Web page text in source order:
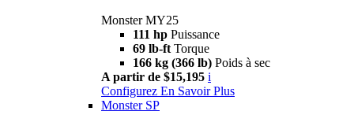
Monster MY25
111 hp Puissance
69 lb-ft Torque
166 kg (366 lb) Poids à sec
A partir de $15,195 i
Configurez En Savoir Plus
Monster SP